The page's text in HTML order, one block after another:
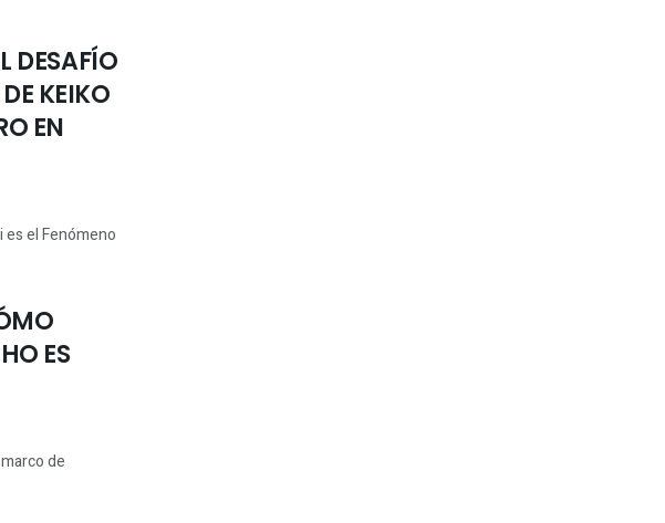
DESAFÍO
KEIKO
EN
es el Fenómeno
ES
de